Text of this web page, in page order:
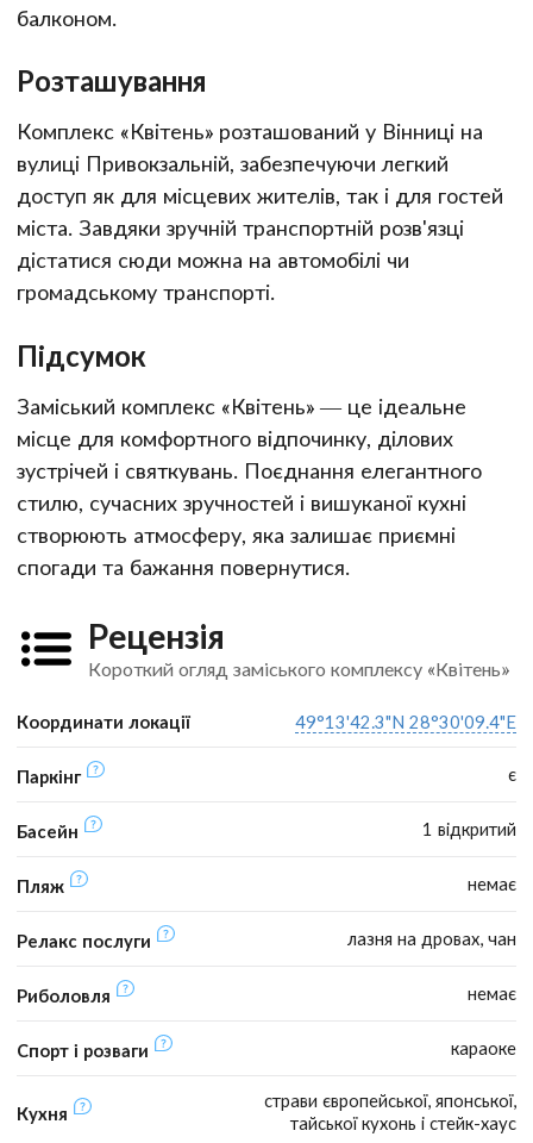
балконом.
Розташування
Комплекс «Квітень» розташований у Вінниці на
вулиці Привокзальній, забезпечуючи легкий
доступ як для місцевих жителів, так і для гостей
міста. Завдяки зручній транспортній розв'язці
дістатися сюди можна на автомобілі чи
громадському транспорті.
Підсумок
Заміський комплекс «Квітень» — це ідеальне
місце для комфортного відпочинку, ділових
зустрічей і святкувань. Поєднання елегантного
стилю, сучасних зручностей і вишуканої кухні
створюють атмосферу, яка залишає приємні
спогади та бажання повернутися.
Рецензія
Короткий огляд заміського комплексу «Квітень»
Координати локації 49°13'42.3"N 28°30'09.4"E
Паркінг є
Басейн 1 відкритий
Пляж немає
Релакс послуги лазня на дровах, чан
Риболовля немає
Спорт і розваги караоке
Кухня
страви європейської, японської,
тайської кухонь і стейк-хаус